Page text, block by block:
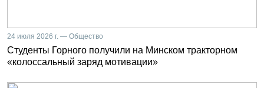
24 июля 2026 г. — Общество
Студенты Горного получили на Минском тракторном
«колоссальный заряд мотивации»